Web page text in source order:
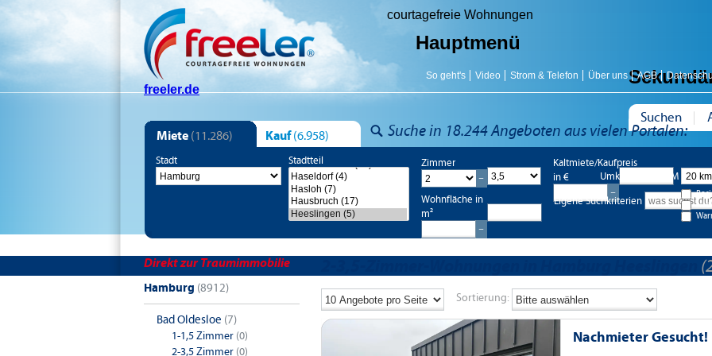
courtagefreie Wohnungen
Hauptmenü
AGB
Über uns
Strom & Telefon
Video
So geht's
Suchen
freeler.de
Suche in 18.244 Angeboten aus vielen Portalen:
Miete (11.286) Kauf (6.958)
Stadt Stadtteil
Kaltmiete/Kaufpreis
in €
Wohnfläche in
m²
Zimmer
Eigene Suchkriterien
Umkreis bis 20 KM
Direkt zur Traumimmobilie
Hamburg (8912)
Bad Oldesloe (7)
1-1,5 Zimmer (0)
2-3,5 Zimmer (0)
Sortierung:
Nachmieter